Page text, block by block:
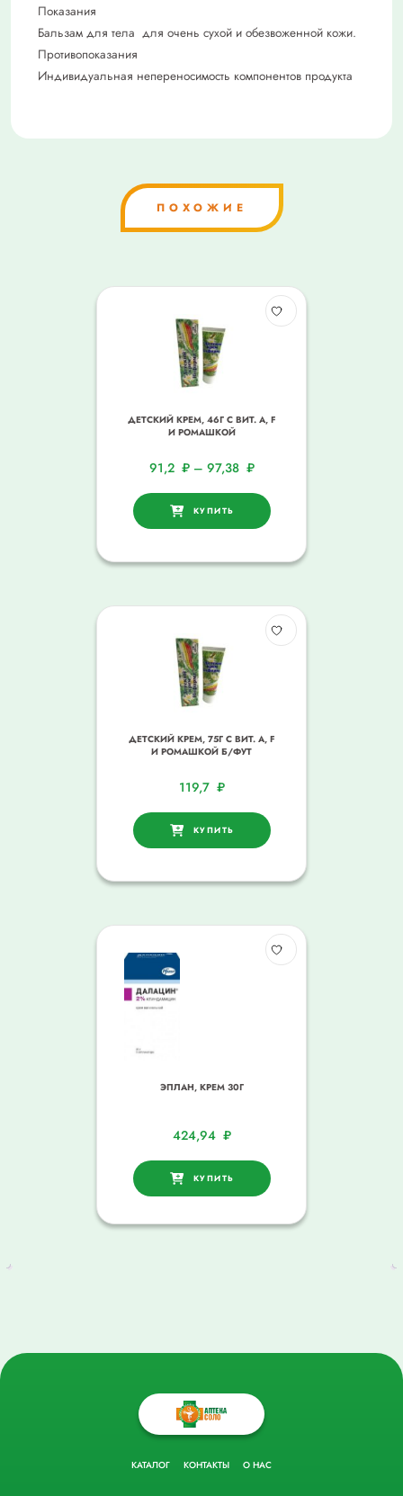
Показания
Бальзам для тела для очень сухой и обезвоженной кожи.
Противопоказания
Индивидуальная непереносимость компонентов продукта
ПОХОЖИЕ
ДЕТСКИЙ КРЕМ, 46Г С ВИТ. A, F
И РОМАШКОЙ
91,2 ₽ – 97,38 ₽
КУПИТЬ
ДЕТСКИЙ КРЕМ, 75Г С ВИТ. А, F
И РОМАШКОЙ Б/ФУТ
119,7 ₽
КУПИТЬ
ЭПЛАН, КРЕМ 30Г
424,94 ₽
КУПИТЬ
КАТАЛОГ КОНТАКТЫ О НАС